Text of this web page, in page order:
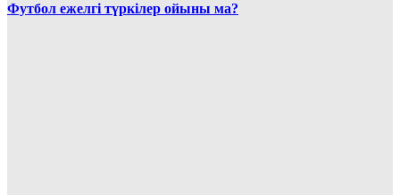
Футбол ежелгі түркілер ойыны ма?